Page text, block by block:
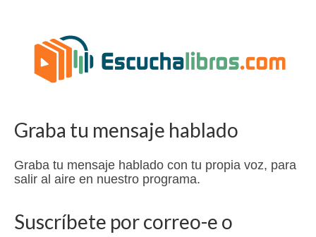
Graba tu mensaje hablado
Graba tu mensaje hablado con tu propia voz, para
salir al aire en nuestro programa.
Suscríbete por correo-e o